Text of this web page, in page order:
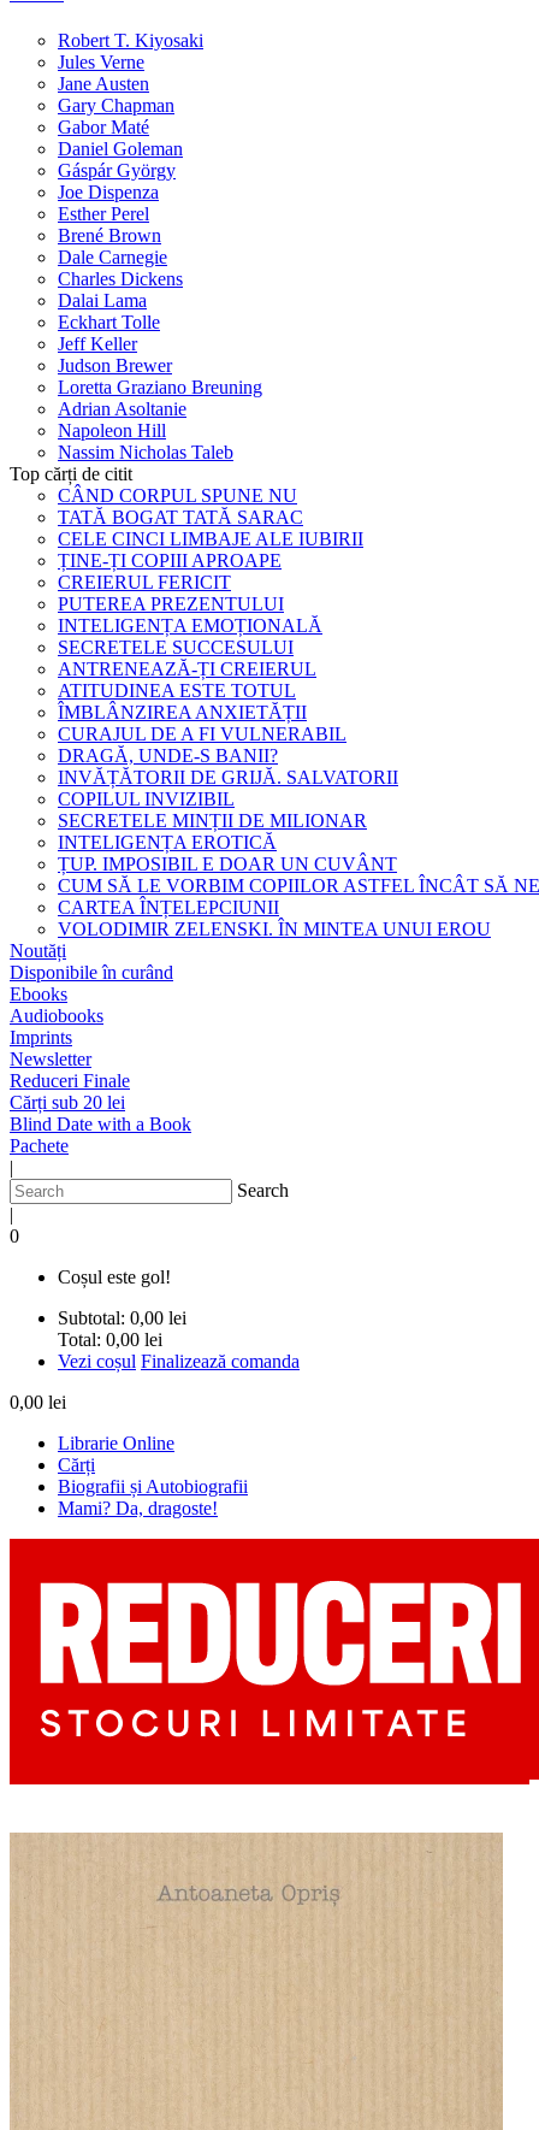
Robert T. Kiyosaki
Jules Verne
Jane Austen
Gary Chapman
Gabor Maté
Daniel Goleman
Gáspár György
Joe Dispenza
Esther Perel
Brené Brown
Dale Carnegie
Charles Dickens
Dalai Lama
Eckhart Tolle
Jeff Keller
Judson Brewer
Loretta Graziano Breuning
Adrian Asoltanie
Napoleon Hill
Nassim Nicholas Taleb
Top cărți de citit
CÂND CORPUL SPUNE NU
TATĂ BOGAT TATĂ SARAC
CELE CINCI LIMBAJE ALE IUBIRII
ȚINE-ȚI COPIII APROAPE
CREIERUL FERICIT
PUTEREA PREZENTULUI
INTELIGENȚA EMOȚIONALĂ
SECRETELE SUCCESULUI
ANTRENEAZĂ-ȚI CREIERUL
ATITUDINEA ESTE TOTUL
ÎMBLÂNZIREA ANXIETĂȚII
CURAJUL DE A FI VULNERABIL
DRAGĂ, UNDE-S BANII?
INVĂȚĂTORII DE GRIJĂ. SALVATORII
COPILUL INVIZIBIL
SECRETELE MINȚII DE MILIONAR
INTELIGENȚA EROTICĂ
ȚUP. IMPOSIBIL E DOAR UN CUVÂNT
CUM SĂ LE VORBIM COPIILOR ASTFEL ÎNCÂT SĂ
CARTEA ÎNȚELEPCIUNII
VOLODIMIR ZELENSKI. ÎN MINTEA UNUI EROU
Noutăți
Disponibile în curând
Ebooks
Audiobooks
Imprints
Newsletter
Reduceri Finale
Cărți sub 20 lei
Blind Date with a Book
Pachete
|
Search
|
0
Coșul este gol!
Subtotal: 0,00 lei
Total: 0,00 lei
Vezi coșul Finalizează comanda
0,00 lei
Librarie Online
Cărți
Biografii și Autobiografii
Mami? Da, dragoste!